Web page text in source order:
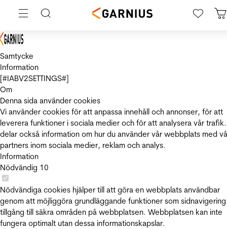
Samtycke
Information
[#IABV2SETTINGS#]
Om
Denna sida använder cookies
Vi använder cookies för att anpassa innehåll och annonser, för att
leverera funktioner i sociala medier och för att analysera vår
delar också information om hur du använder vår webbplats med
partners inom sociala medier, reklam och analys.
Information
Nödvändig 10
Nödvändiga cookies hjälper till att göra en webbplats användbar
genom att möjliggöra grundläggande funktioner som
tillgång till säkra områden på webbplatsen. Webbplatsen kan inte
fungera optimalt utan dessa informationskapslar.